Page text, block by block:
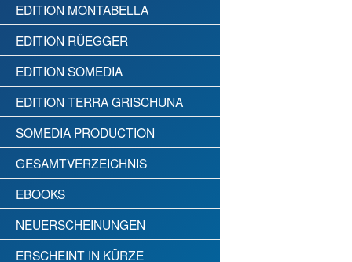
EDITION MONTABELLA
EDITION RÜEGGER
EDITION SOMEDIA
EDITION TERRA GRISCHUNA
SOMEDIA PRODUCTION
GESAMTVERZEICHNIS
EBOOKS
NEUERSCHEINUNGEN
ERSCHEINT IN KÜRZE